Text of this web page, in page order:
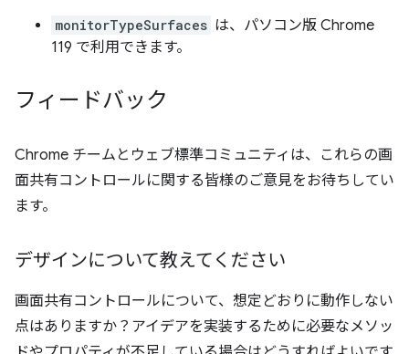
monitorTypeSurfaces は、パソコン版 Chrome
119 で利用できます。
フィードバック
Chrome チームとウェブ標準コミュニティは、これらの画
面共有コントロールに関する皆様のご意見をお待ちしてい
ます。
デザインについて教えてください
画面共有コントロールについて、想定どおりに動作しない
点はありますか？アイデアを実装するために必要なメソッ